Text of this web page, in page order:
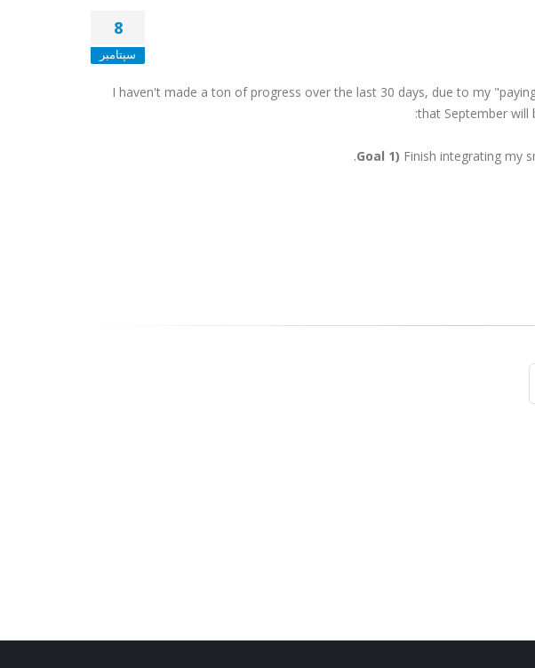
8
سپتامبر
I haven't made a ton of progress over the last 30 days, due to my
that September will
Goal 1) Finish integrating my